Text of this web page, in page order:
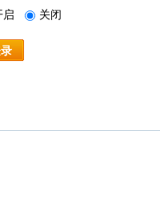
启 关闭